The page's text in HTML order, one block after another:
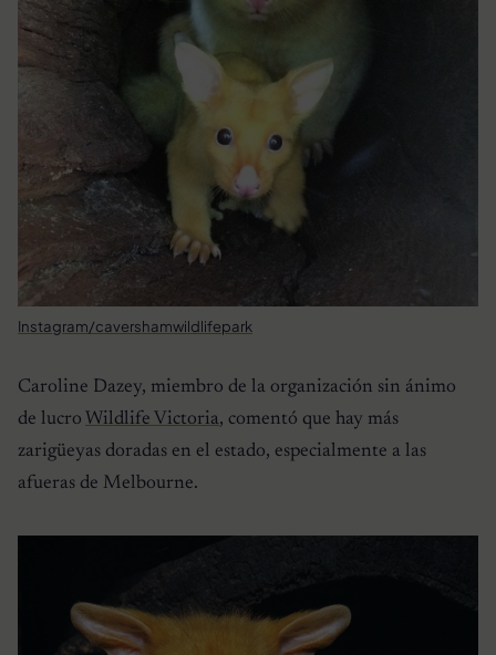
Instagram/cavershamwildlifepark
Caroline Dazey, miembro de la organización sin ánimo
de lucro Wildlife Victoria, comentó que hay más
zarigüeyas doradas en el estado, especialmente a las
afueras de Melbourne.